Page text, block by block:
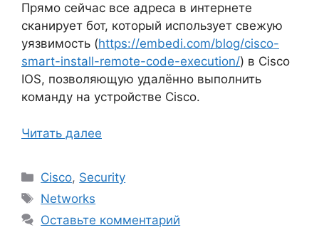
Прямо сейчас все адреса в интернете
сканирует бот, который использует свежую
уязвимость (https://embedi.com/blog/cisco-
smart-install-remote-code-execution/) в Cisco
IOS, позволяющую удалённо выполнить
команду на устройстве Cisco.
Читать далее
Рубрики
Cisco, Security
Метки
Networks
Оставьте комментарий